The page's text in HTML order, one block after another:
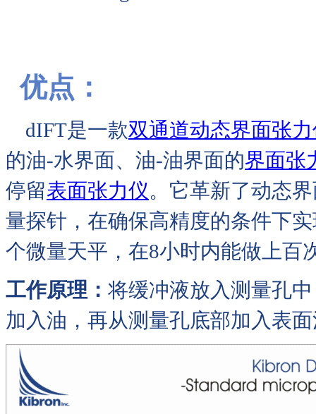
优点：
dIFT是一款双通道动态界面张
的油-水界面、油-油界面的界面张
停留表面张力仪。它革新了动态
量探针，在确保高精度的条件下
个微量天平，在8小时内能做上百
工作原理： 将缓冲液放入测量孔
加入油，再从测量孔底部加入表